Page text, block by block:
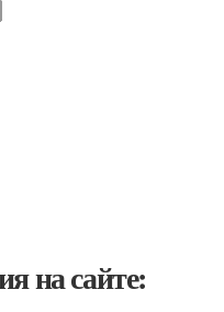
на сайте: